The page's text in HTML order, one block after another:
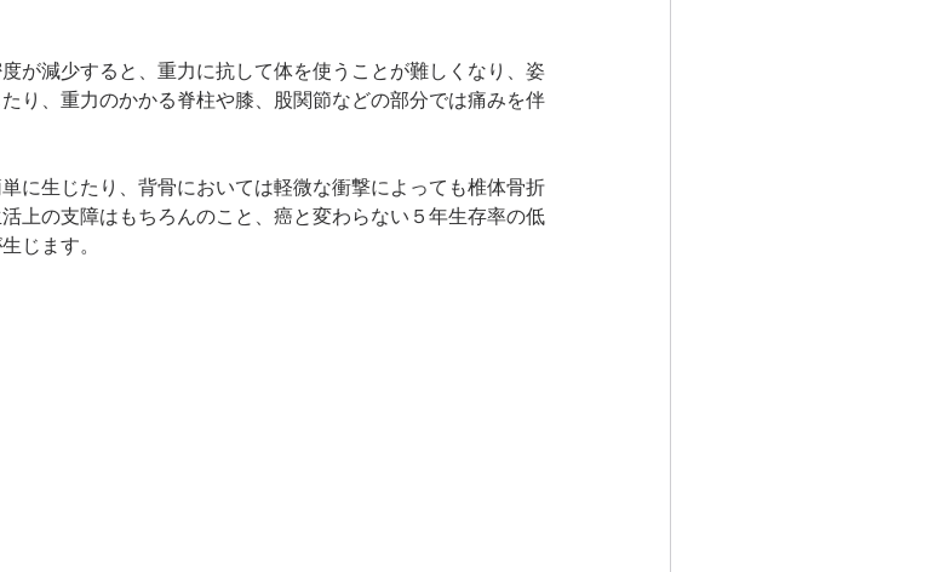
が減少すると、重力に抗して体を使うことが難しくなり、姿
り、重力のかかる脊柱や膝、股関節などの部分では痛みを伴
に生じたり、背骨においては軽微な衝撃によっても椎体骨折
上の支障はもちろんのこと、癌と変わらない５年生存率の低
じます。